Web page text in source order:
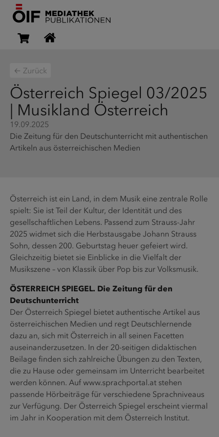
← Zurück
Österreich Spiegel 03/2025
| Musikland Österreich
19.09.2025
Die Zeitung für den Deutschunterricht mit authentischen
Artikeln aus österreichischen Medien
Österreich ist ein Land, in dem Musik eine zentrale Rolle
spielt: Sie ist Teil der Kultur, der Identität und des
gesellschaftlichen Lebens. Passend zum Strauss-Jahr
2025 widmet sich die Herbstausgabe Johann Strauss
Sohn, dessen 200. Geburtstag heuer gefeiert wird.
Gleichzeitig bietet sie Einblicke in die Vielfalt der
Musikszene – von Klassik über Pop bis zur Volksmusik.
ÖSTERREICH SPIEGEL. Die Zeitung für den
Deutschunterricht
Der Österreich Spiegel bietet authentische Artikel aus
österreichischen Medien und regt Deutschlernende
dazu an, sich mit Österreich in all seinen Facetten
auseinanderzusetzen. In der 20-seitigen didaktischen
Beilage finden sich zahlreiche Übungen zu den Texten,
die zu Hause oder gemeinsam im Unterricht bearbeitet
werden können. Auf www.sprachportal.at stehen
passende Hörbeiträge für verschiedene Sprachniveaus
zur Verfügung. Der Österreich Spiegel erscheint viermal
im Jahr in Kooperation mit dem Österreich Institut.